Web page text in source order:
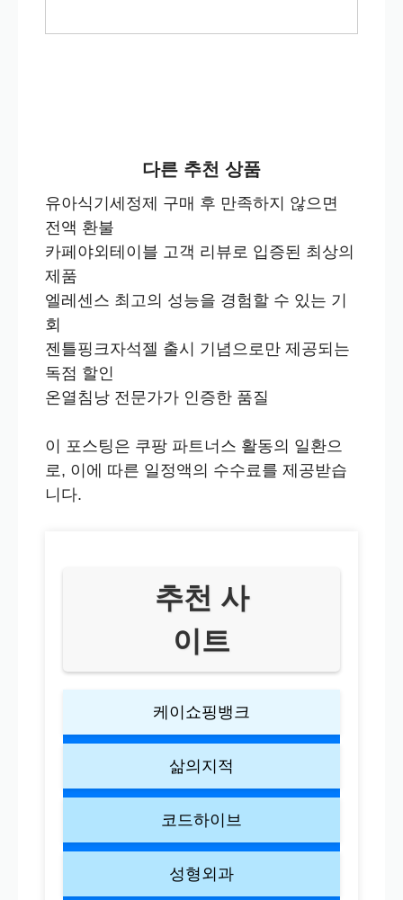
다른 추천 상품
유아식기세정제 구매 후 만족하지 않으면
전액 환불
카페야외테이블 고객 리뷰로 입증된 최상의
제품
엘레센스 최고의 성능을 경험할 수 있는 기
회
젠틀핑크자석젤 출시 기념으로만 제공되는
독점 할인
온열침낭 전문가가 인증한 품질
이 포스팅은 쿠팡 파트너스 활동의 일환으
로, 이에 따른 일정액의 수수료를 제공받습
니다.
추천 사
이트
케이쇼핑뱅크
삶의지적
코드하이브
성형외과